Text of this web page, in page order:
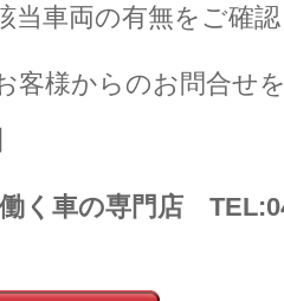
当車両の有無をご確
客様からのお問合せ
く車の専門店